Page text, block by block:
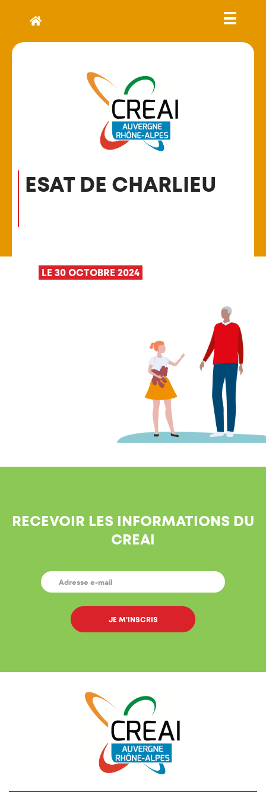
ESAT DE CHARLIEU
LE 30 OCTOBRE 2024
RECEVOIR LES INFORMATIONS DU
CREAI
E-
MAIL *